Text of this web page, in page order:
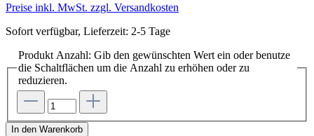
Preise inkl. MwSt. zzgl. Versandkosten
Sofort verfügbar, Lieferzeit: 2-5 Tage
Produkt Anzahl: Gib den gewünschten Wert ein oder benutze
die Schaltflächen um die Anzahl zu erhöhen oder zu
reduzieren.
In den Warenkorb